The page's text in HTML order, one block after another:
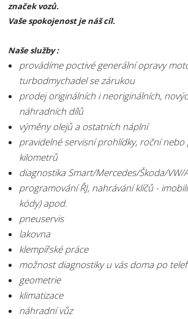
značek vozů.
Vaše spokojenost je náš cíl.
Naše služby :
provádíme poctivé generální opravy
turbodmychadel se zárukou
prodej originálních i neoriginálních,
náhradních dílů
výměny olejů a ostatních náplní
pravidelné servisní prohlídky, roční nebo
kilometrů
diagnostika Smart/Mercedes/Škoda/VW/
programování ŘJ, nahrávání klíčů -
kódy) apod.
pneuservis
lakovna
klempířské práce
možnost diagnostiky u vás doma po
geometrie
klimatizace
náhradní vůz